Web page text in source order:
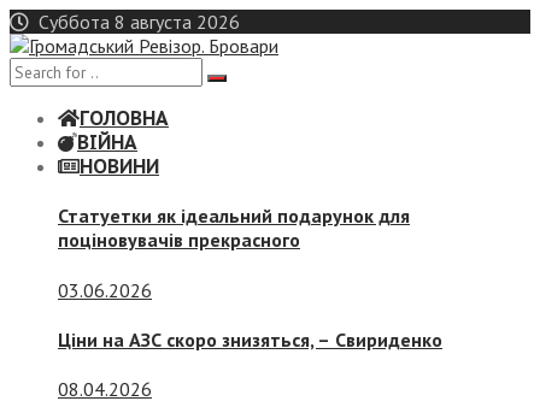
Skip
to
content
Суббота 8 августа 2026
ГОЛОВНА
ВІЙНА
НОВИНИ
Статуетки як ідеальний подарунок для
поціновувачів прекрасного
03.06.2026
Ціни на АЗС скоро знизяться, – Свириденко
08.04.2026